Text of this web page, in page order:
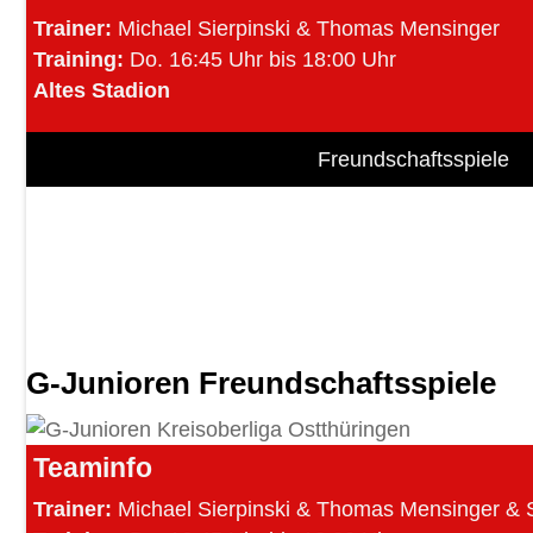
Trainer: Michael Sierpinski & Thomas Mensinger
Training: Do. 16:45 Uhr bis 18:00 Uhr
Altes Stadion
Freundschaftsspiele
G-Junioren Freundschaftsspiele
Teaminfo
Trainer: Michael Sierpinski & Thomas Mensinger &